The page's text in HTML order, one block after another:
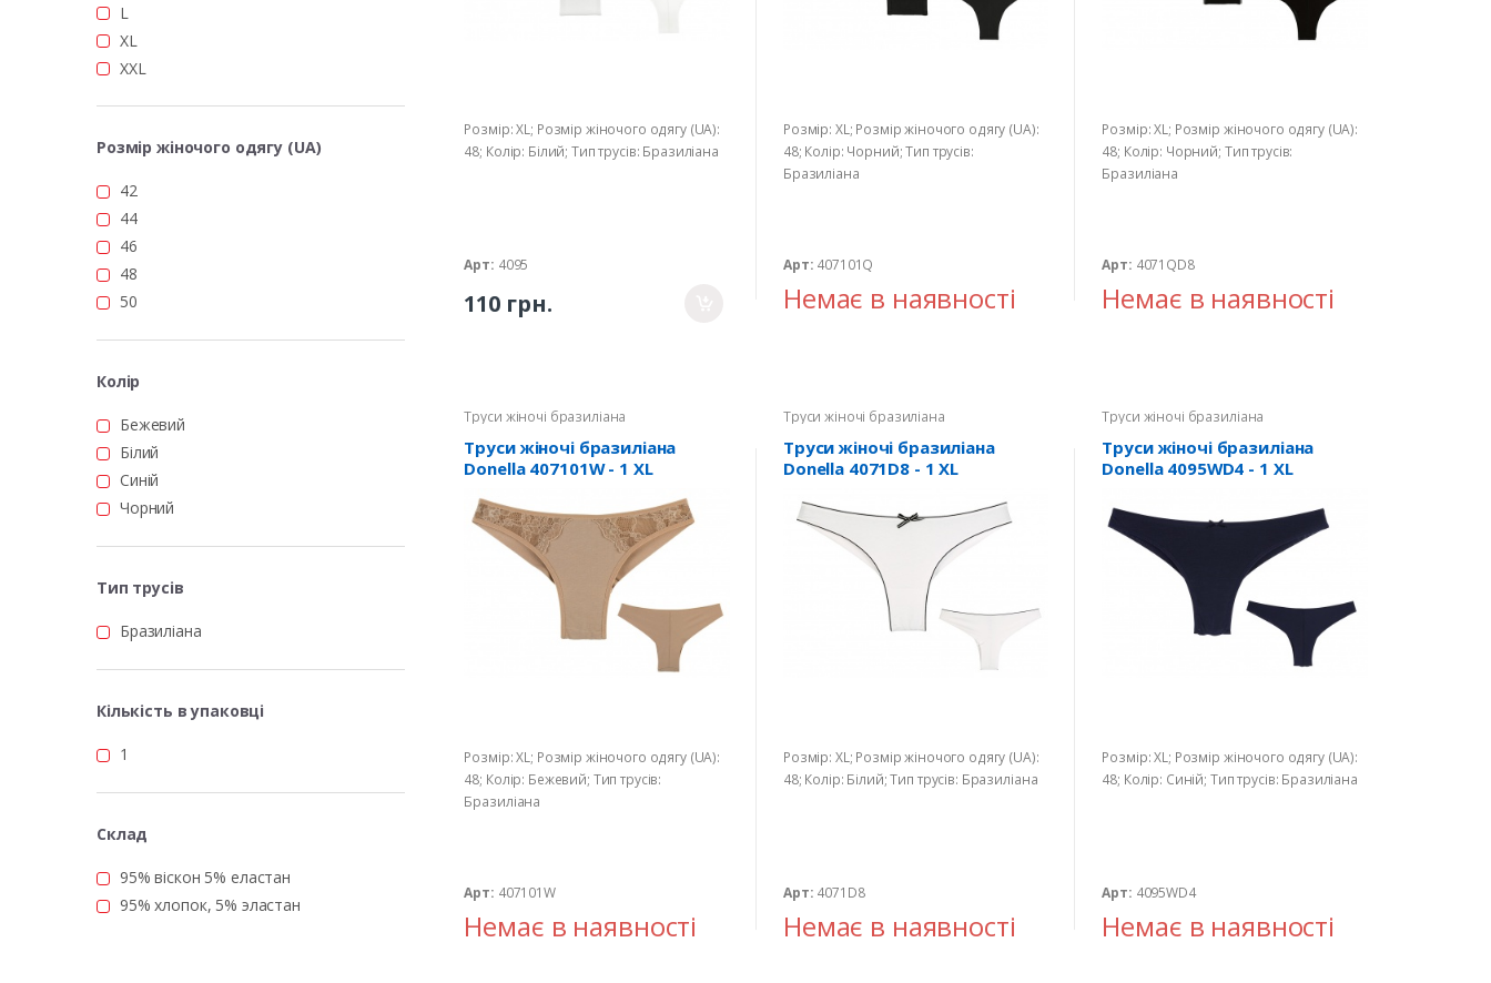
Розмір: XL; Розмір жіночого одягу (UA):
48; Колір: Білий; Тип трусів: Бразиліана
Арт: 4095
110 грн.
Розмір: XL; Розмір жіночого одягу (UA):
48; Колір: Чорний; Тип трусів:
Бразиліана
Арт: 407101Q
Немає в наявності
Розмір: XL; Розмір жіночого одягу (UA):
48; Колір: Чорний; Тип трусів:
Бразиліана
Арт: 4071QD8
Немає в наявності
Труси жіночі бразиліана
Труси жіночі бразиліана
Donella 407101W - 1 XL
Розмір: XL; Розмір жіночого одягу (UA):
48; Колір: Бежевий; Тип трусів:
Бразиліана
Арт: 407101W
Немає в наявності
Труси жіночі бразиліана
Труси жіночі бразиліана
Donella 4071D8 - 1 XL
Розмір: XL; Розмір жіночого одягу (UA):
48; Колір: Білий; Тип трусів: Бразиліана
Арт: 4071D8
Немає в наявності
Труси жіночі бразиліана
Труси жіночі бразиліана
Donella 4095WD4 - 1 XL
Розмір: XL; Розмір жіночого одягу (UA):
48; Колір: Синій; Тип трусів: Бразиліана
Арт: 4095WD4
Немає в наявності
L
XL
XXL
Розмір жіночого одягу (UA)
42
44
46
48
50
Колір
Бежевий
Білий
Синій
Чорний
Тип трусів
Бразиліана
Кількість в упаковці
1
Склад
95% віскон 5% еластан
95% хлопок, 5% эластан